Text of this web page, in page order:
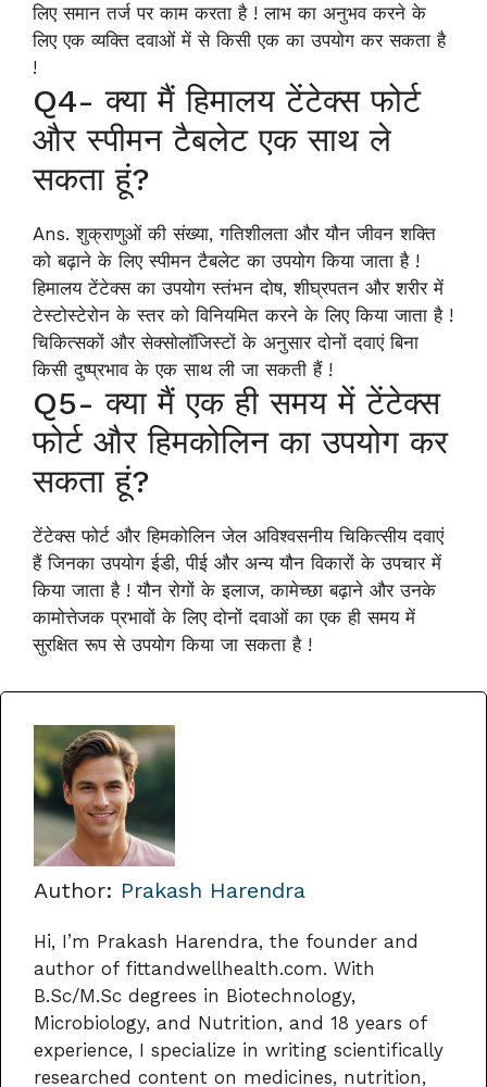
लिए समान तर्ज पर काम करता है ! लाभ का अनुभव करने के
लिए एक व्यक्ति दवाओं में से किसी एक का उपयोग कर सकता है
!
Q4- क्या मैं हिमालय टेंटेक्स फोर्ट
और स्पीमन टैबलेट एक साथ ले
सकता हूं?
Ans. शुक्राणुओं की संख्या, गतिशीलता और यौन जीवन शक्ति
को बढ़ाने के लिए स्पीमन टैबलेट का उपयोग किया जाता है !
हिमालय टेंटेक्स का उपयोग स्तंभन दोष, शीघ्रपतन और शरीर में
टेस्टोस्टेरोन के स्तर को विनियमित करने के लिए किया जाता है !
चिकित्सकों और सेक्सोलॉजिस्टों के अनुसार दोनों दवाएं बिना
किसी दुष्प्रभाव के एक साथ ली जा सकती हैं !
Q5- क्या मैं एक ही समय में टेंटेक्स
फोर्ट और हिमकोलिन का उपयोग कर
सकता हूं?
टेंटेक्स फोर्ट और हिमकोलिन जेल अविश्वसनीय चिकित्सीय दवाएं
हैं जिनका उपयोग ईडी, पीई और अन्य यौन विकारों के उपचार में
किया जाता है ! यौन रोगों के इलाज, कामेच्छा बढ़ाने और उनके
कामोत्तेजक प्रभावों के लिए दोनों दवाओं का एक ही समय में
सुरक्षित रूप से उपयोग किया जा सकता है !
Author: Prakash Harendra
Hi, I’m Prakash Harendra, the founder and
author of fittandwellhealth.com. With
B.Sc/M.Sc degrees in Biotechnology,
Microbiology, and Nutrition, and 18 years of
experience, I specialize in writing scientifically
researched content on medicines, nutrition,